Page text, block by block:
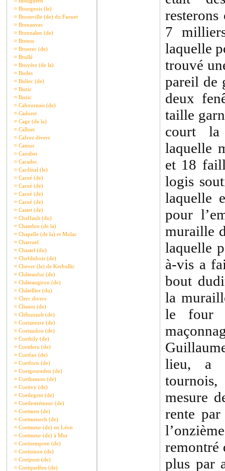
¤ Bourgeois (le)
¤ Bouteville (de) du Faouet
¤ Brenanvec
¤ Brennalen (de)
¤ Breton
¤ Broerec (de)
¤ Brullé
¤ Bruyère (de la)
¤ Budes
¤ Buliec (de)
¤ Buzic
¤ Buzic
¤ Cabournais (de)
¤ Cadoret
¤ Cage (de la)
¤ Calloet
¤ Calvez divers
¤ Camus
¤ Canaber
¤ Caradec
¤ Cardinal (le)
¤ Carné (de)
¤ Carné (de)
¤ Carné (de)
¤ Carné (de)
¤ Castet (de)
¤ Chaffault (du)
¤ Chambre (de la)
¤ Chapelle (de la) et Molac
¤ Charruel
¤ Chastel (du)
¤ Chefdubois (de)
¤ Chever (le) de Kerbullic
¤ Châteaufur (de)
¤ Châteaugiron (de)
¤ Châtellier (du)
¤ Clerc divers
¤ Clisson (de)
¤ Cléhunault (de)
¤ Coetanezre (de)
¤ Coetaudon (de)
¤ Coetbily (de)
¤ Coetderu (de)
¤ Coetfao (de)
¤ Coetforn (de)
¤ Coetgoureden (de)
¤ Coethamon (de)
¤ Coetivy (de)
¤ Coetlegent (de)
¤ Coetlestrémeur (de)
¤ Coetmen (de)
¤ Coetmenech (de)
¤ Coetmeur (de) en Léon
¤ Coetmeur (de) à Mur
¤ Coetnempren (de)
¤ Coetninon (de)
¤ Coetpont (de)
¤ Coetquelfen (de)
7
laquelle
trouvé
pareil de
deux
taille
court
laquelle
et 18
logis
laquelle
pour
muraille
laquelle
à-vis a
bout
la
le four
lieu, a
tournois,
mesure
rente
remontré
plus par